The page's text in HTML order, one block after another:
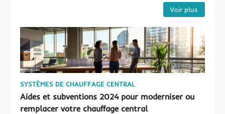
Inspection visuelle des tuyaux et des
des fuites
interruptions de services lors des périodesVoir plus
SYSTÈMES DE CHAUFFAGE CENTRAL
Aides et subventions 2024 pour moderniser ou
remplacer votre chauffage central